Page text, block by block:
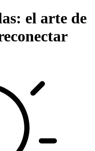
el arte de